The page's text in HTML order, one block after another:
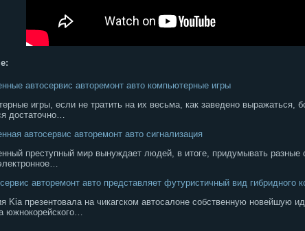
автосервис авторемонт авто компьютерные игры
игры, если не тратить на их весьма, как заведено выражаться,
достаточно…
автосервис авторемонт авто сигнализация
преступный мир вынуждает людей, в итоге, придумывать
авторемонт авто представляет футуристичный вид гибридного
Kia презентовала на чикагском автосалоне собственную новейшую
южнокорейского…